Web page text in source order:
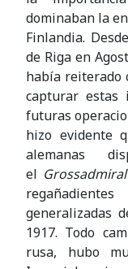
dominaban la
Finlandia.
de Riga en
había reiterado
capturar estas
futuras
hizo evidente
alemanas
el Grossadmiral
generalizadas
1917. Todo
rusa, hubo